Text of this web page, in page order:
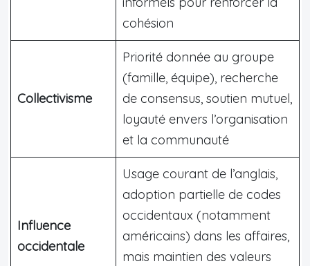
cohésion
Collectivisme
Priorité donnée au groupe
(famille, équipe), recherche
de consensus, soutien mutuel,
loyauté envers l’organisation
et la communauté
Influence
occidentale
Usage courant de l’anglais,
adoption partielle de codes
occidentaux (notamment
américains) dans les affaires,
mais maintien des valeurs